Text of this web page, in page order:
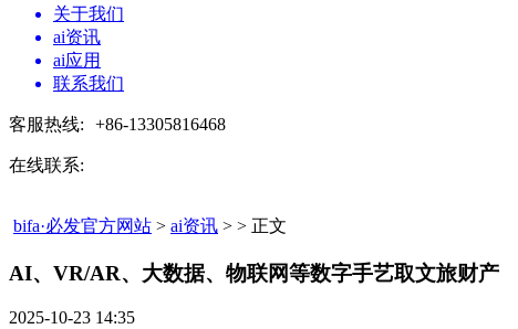
关于我们
ai资讯
ai应用
联系我们
客服热线: +86-13305816468
在线联系:
bifa·必发官方网站 > ai资讯 > > 正文
AI、VR/AR、大数据、物联网等数字手艺取文旅财产​
2025-10-23 14:35